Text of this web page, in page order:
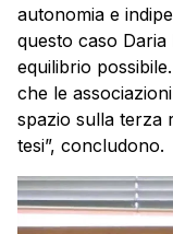
autonomia e
questo caso
equilibrio
che le
spazio sulla terza
tesi”, concludono.